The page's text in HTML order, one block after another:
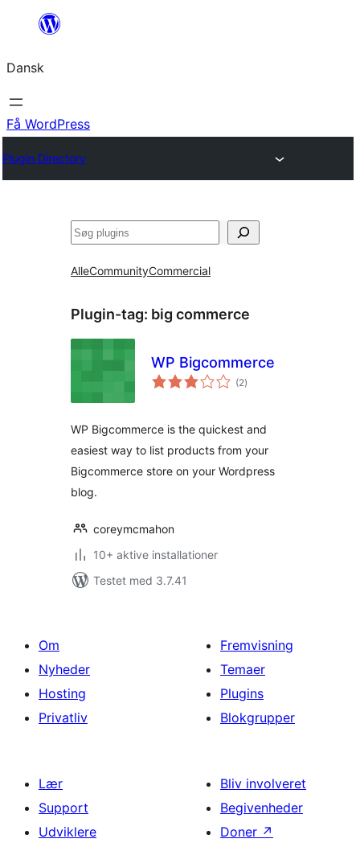
Spring
indhold
Dansk
Få WordPress
Plugin Directory
Søg
AlleCommunityCommercial
Plugin-tag: big commerce
WP Bigcommerce
(2totale
bedømmelser
)
WP Bigcommerce is the quickest and
easiest way to list products from your
Bigcommerce store on your Wordpress
blog.
coreymcmahon
10+ aktive installationer
Testet med 3.7.41
Om
Nyheder
Hosting
Privatliv
Fremvisning
Temaer
Plugins
Blokgrupper
Lær
Support
Udviklere
Bliv involveret
Begivenheder
Doner ↗